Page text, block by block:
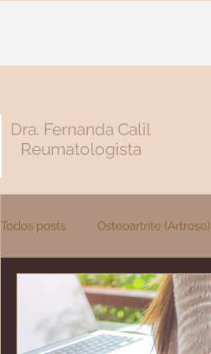
Dra. Fernanda Calil
Reumatologista
Todos posts Osteoartrite (Artrose)
Tendinite Lombalgia